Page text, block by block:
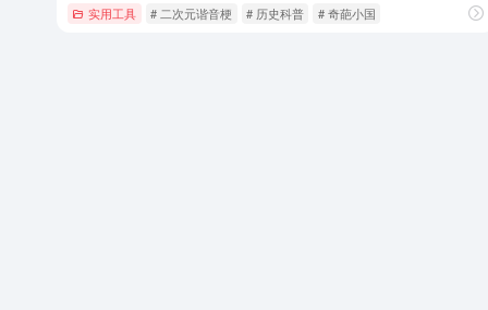
实用工具 # 二次元谐音梗 # 历史科普 # 奇葩小国